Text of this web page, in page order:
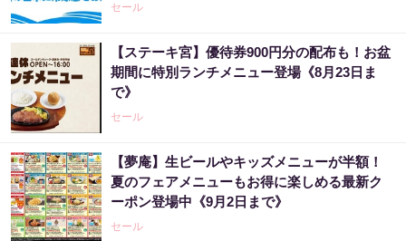
セール
【ステーキ宮】優待券900円分の配布も！お盆
期間に特別ランチメニュー登場《8月23日ま
で》
セール
【夢庵】生ビールやキッズメニューが半額！
夏のフェアメニューもお得に楽しめる最新ク
ーポン登場中《9月2日まで》
セール